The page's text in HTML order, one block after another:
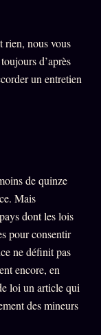
rien, nous vous
d’après
un entretien
de quinze
Mais
dont les lois
pour consentir
ne définit pas
encore, en
loi un article qui
des mineurs